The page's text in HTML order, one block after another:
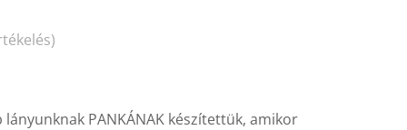
PANKÁNAK készítettük, amikor